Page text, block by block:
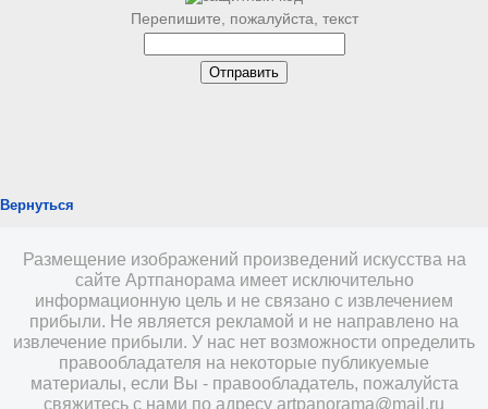
Перепишите, пожалуйста, текст
Вернуться
Размещение изображений произведений искусства на
сайте Артпанорама имеет исключительно
информационную цель и не связано с извлечением
прибыли. Не является рекламой и не направлено на
извлечение прибыли. У нас нет возможности определить
правообладателя на некоторые публикуемые
материалы, если Вы - правообладатель, пожалуйста
свяжитесь с нами по адресу artpanorama@mail.ru